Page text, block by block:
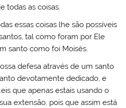
todas as coisas.
essas coisas lhe são possíveis
tal como foram por Ele
santo como foi Moisés.
defesa através de um santo
devotamente dedicado, e
que apenas estais usando o
extensão, pois que assim está